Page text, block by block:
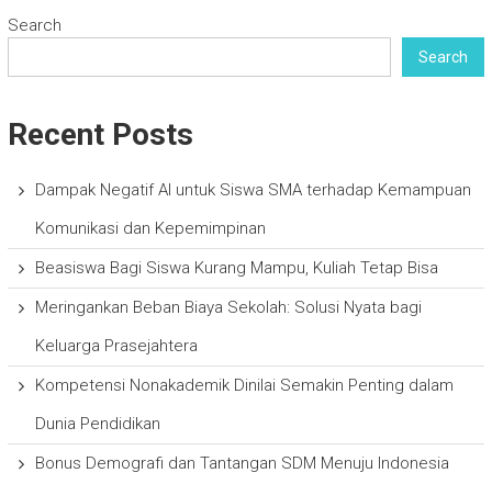
Search
Search
Recent Posts
Dampak Negatif AI untuk Siswa SMA terhadap Kemampuan
Komunikasi dan Kepemimpinan
Beasiswa Bagi Siswa Kurang Mampu, Kuliah Tetap Bisa
Meringankan Beban Biaya Sekolah: Solusi Nyata bagi
Keluarga Prasejahtera
Kompetensi Nonakademik Dinilai Semakin Penting dalam
Dunia Pendidikan
Bonus Demografi dan Tantangan SDM Menuju Indonesia